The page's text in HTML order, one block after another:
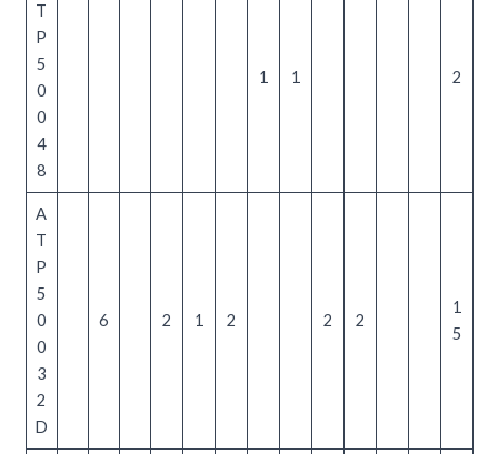
T
P
5
0
0
4
8
1 1 2
A
T
P
5
0
0
3
2
D
6 2 1 2 2 2
1
5